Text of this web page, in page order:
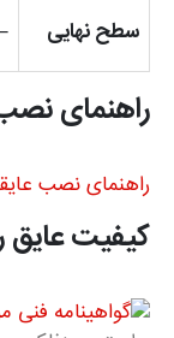
سطح نهایی
راهنمای
راهنمای نصب
کیفیت عایق